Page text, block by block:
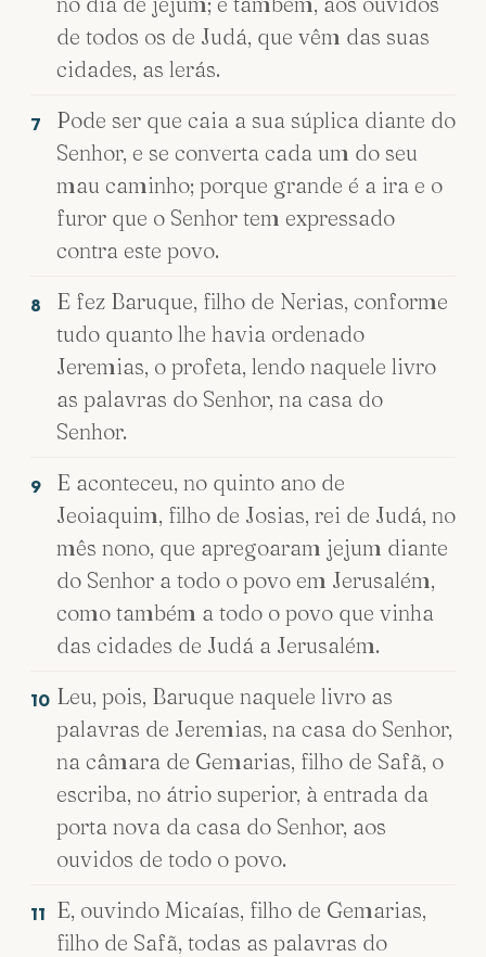
de todos os de Judá, que vêm das suas
cidades, as lerás.
7
Pode ser que caia a sua súplica diante do
Senhor, e se converta cada um do seu
mau caminho; porque grande é a ira e o
furor que o Senhor tem expressado
contra este povo.
8
E fez Baruque, filho de Nerias, conforme
tudo quanto lhe havia ordenado
Jeremias, o profeta, lendo naquele livro
as palavras do Senhor, na casa do
Senhor.
9
E aconteceu, no quinto ano de
Jeoiaquim, filho de Josias, rei de Judá, no
mês nono, que apregoaram jejum diante
do Senhor a todo o povo em Jerusalém,
como também a todo o povo que vinha
das cidades de Judá a Jerusalém.
10 Leu, pois, Baruque naquele livro as
palavras de Jeremias, na casa do Senhor,
na câmara de Gemarias, filho de Safã, o
escriba, no átrio superior, à entrada da
porta nova da casa do Senhor, aos
ouvidos de todo o povo.
11 E, ouvindo Micaías, filho de Gemarias,
filho de Safã, todas as palavras do